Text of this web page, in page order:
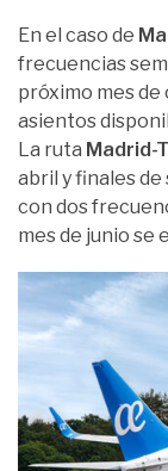
En el caso de
frecuencias
próximo mes
asientos
La ruta Madrid-
abril y finales
con dos
mes de junio se